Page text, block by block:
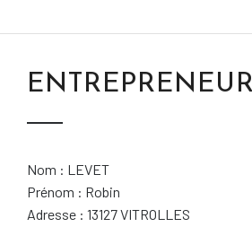
ENTREPRENEUR
Nom : LEVET
Prénom : Robin
Adresse : 13127 VITROLLES